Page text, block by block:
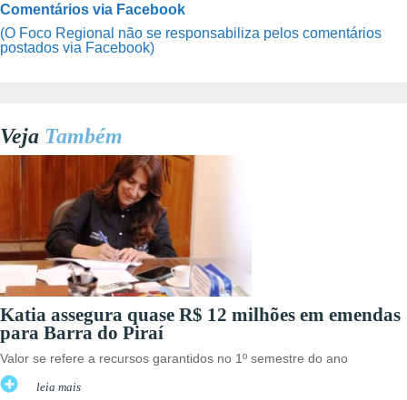
Comentários via Facebook
(O Foco Regional não se responsabiliza pelos comentários
postados via Facebook)
Veja Também
Katia assegura quase R$ 12 milhões em emendas
para Barra do Piraí
Valor se refere a recursos garantidos no 1º semestre do ano
leia mais